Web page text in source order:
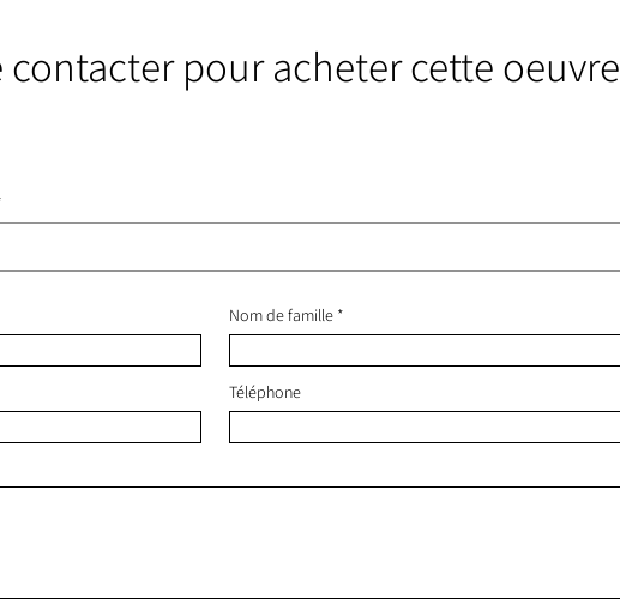
contacter pour acheter cette oeuvre
Nom de famille
Téléphone